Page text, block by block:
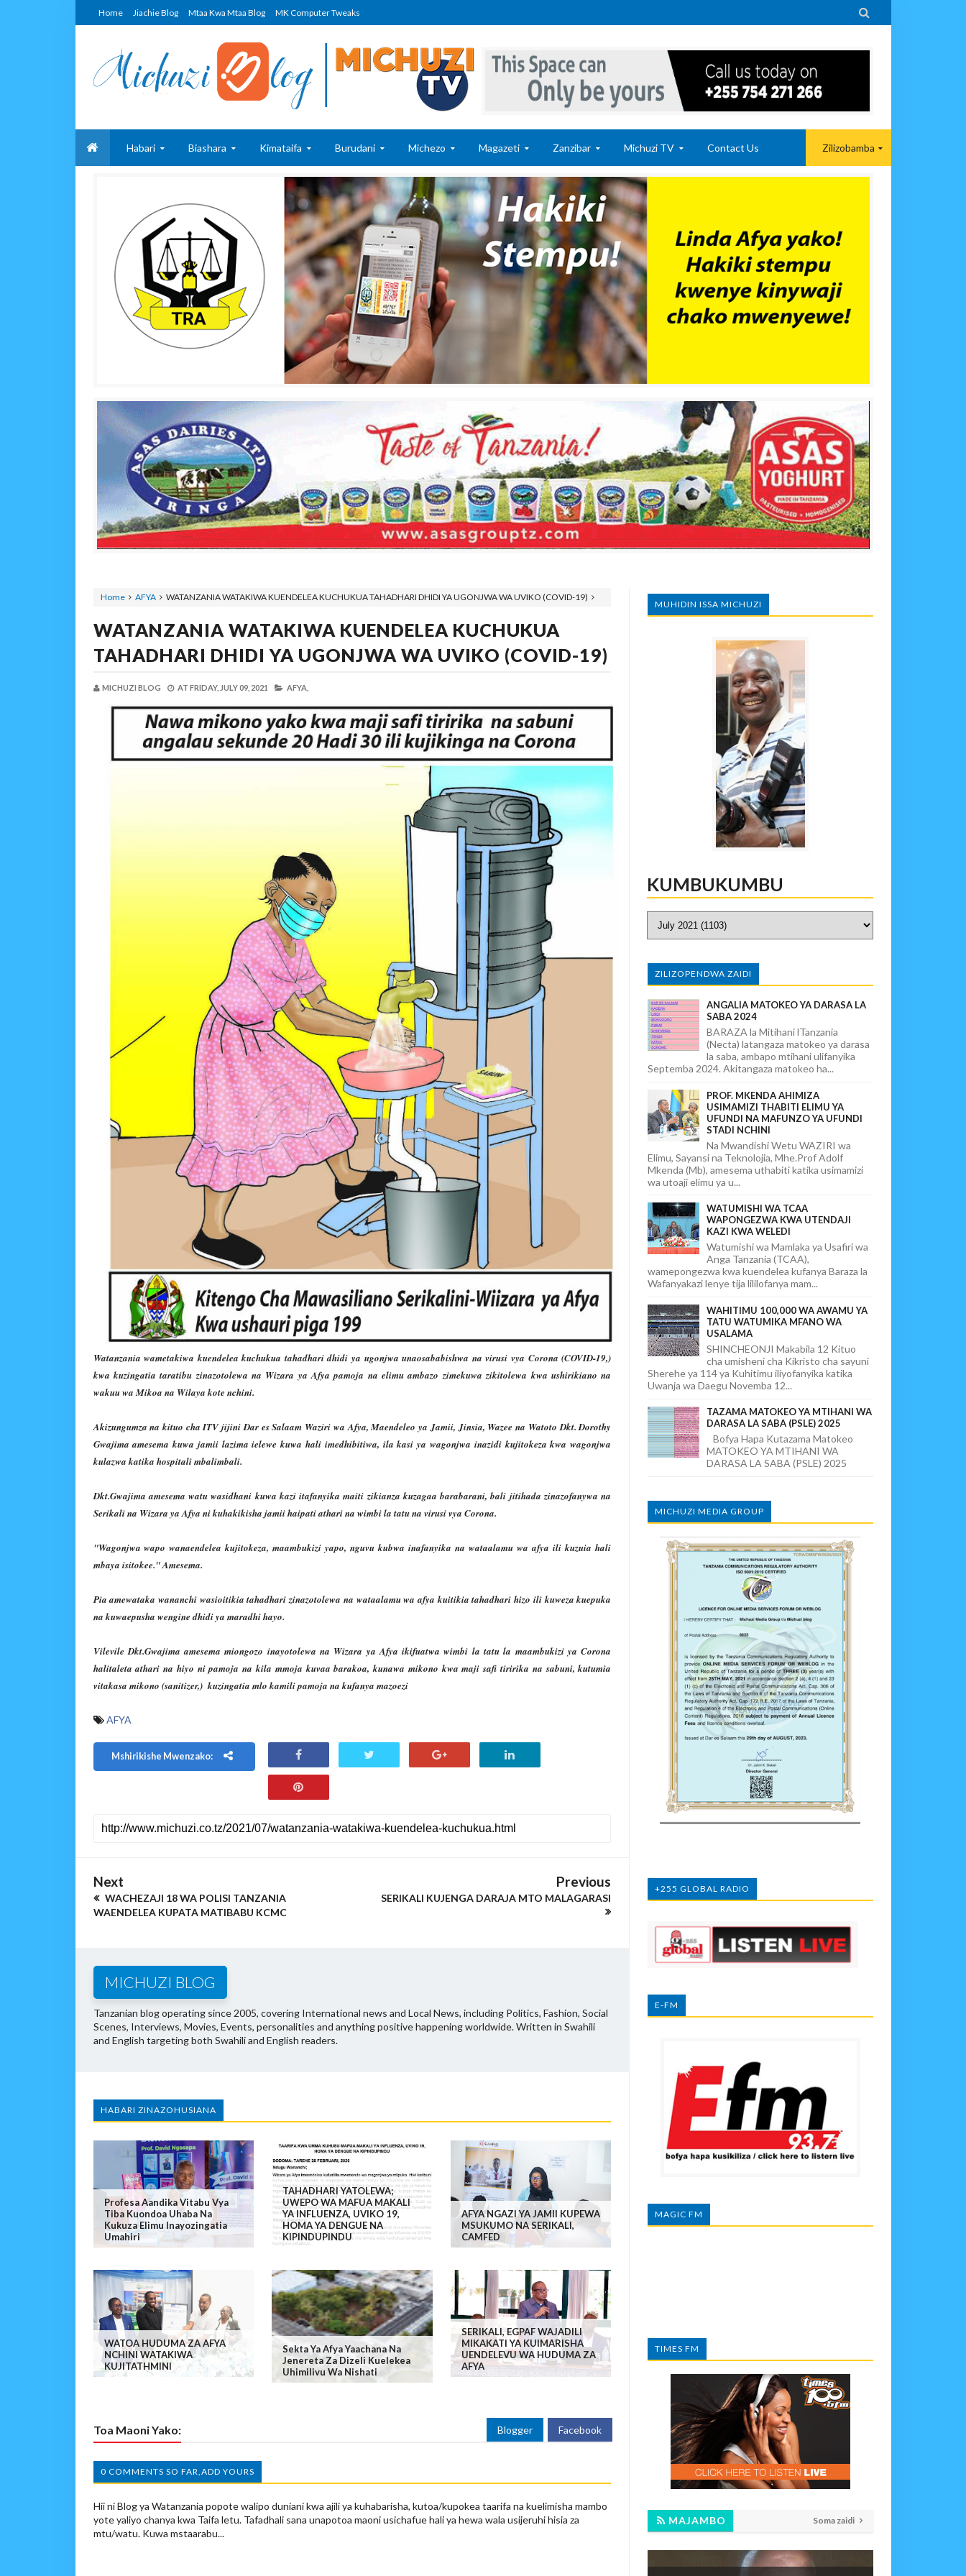
Home Jiachie Blog Mtaa Kwa Mtaa Blog MK Computer Tweaks 
Habari Biashara Kimataifa Burudani Michezo Magazeti Zanzibar Michuzi TV Contact Us Zilizobamba
Home AFYA WATANZANIA WATAKIWA KUENDELEA KUCHUKUA TAHADHARI DHIDI YA UGONJWA WA UVIKO (COVID-19)
WATANZANIA WATAKIWA KUENDELEA KUCHUKUA
TAHADHARI DHIDI YA UGONJWA WA UVIKO (COVID-19)
MICHUZI BLOG AT FRIDAY, JULY 09, 2021 AFYA,
Watanzania wametakiwa kuendelea kuchukua tahadhari dhidi ya ugonjwa unaosababishwa na virusi vya Corona (COVID-19,)
kwa kuzingatia taratibu zinazotolewa na Wizara ya Afya pamoja na elimu ambazo zimekuwa zikitolewa kwa ushirikiano na
wakuu wa Mikoa na Wilaya kote nchini.
Akizungumza na kituo cha ITV jijini Dar es Salaam Waziri wa Afya, Maendeleo ya Jamii, Jinsia, Wazee na Watoto Dkt. Dorothy
Gwajima amesema kuwa jamii lazima ielewe kuwa hali imedhibitiwa, ila kasi ya wagonjwa inazidi kujitokeza kwa wagonjwa
kulazwa katika hospitali mbalimbali.
Dkt.Gwajima amesema watu wasidhani kuwa kazi itafanyika maiti zikianza kuzagaa barabarani, bali jitihada zinazofanywa na
Serikali na Wizara ya Afya ni kuhakikisha jamii haipati athari na wimbi la tatu na virusi vya Corona.
"Wagonjwa wapo wanaendelea kujitokeza, maambukizi yapo, nguvu kubwa inafanyika na wataalamu wa afya ili kuzuia hali
mbaya isitokee." Amesema.
Pia amewataka wananchi wasioitikia tahadhari zinazotolewa na wataalamu wa afya kuitikia tahadhari hizo ili kuweza kuepuka
na kuwaepusha wengine dhidi ya maradhi hayo.
Vilevile Dkt.Gwajima amesema miongozo inayotolewa na Wizara ya Afya ikifuatwa wimbi la tatu la maambukizi ya Corona
halitaleta athari na hiyo ni pamoja na kila mmoja kuvaa barakoa, kunawa mikono kwa maji safi tiririka na sabuni, kutumia
vitakasa mikono (sanitizer,) kuzingatia mlo kamili pamoja na kufanya mazoezi
AFYA
Mshirikishe Mwenzako:
Next
WACHEZAJI 18 WA POLISI TANZANIA
WAENDELEA KUPATA MATIBABU KCMC
Previous
SERIKALI KUJENGA DARAJA MTO MALAGARASI
MICHUZI BLOG
Tanzanian blog operating since 2005, covering International news and Local News, including Politics, Fashion, Social
Scenes, Interviews, Movies, Events, personalities and anything positive happening worldwide. Written in Swahili
and English targeting both Swahili and English readers.
HABARI ZINAZOHUSIANA
Profesa Aandika Vitabu Vya
Tiba Kuondoa Uhaba Na
Kukuza Elimu Inayozingatia
Umahiri
TAHADHARI YATOLEWA;
UWEPO WA MAFUA MAKALI
YA INFLUENZA, UVIKO 19,
HOMA YA DENGUE NA
KIPINDUPINDU
AFYA NGAZI YA JAMII KUPEWA
MSUKUMO NA SERIKALI,
CAMFED
WATOA HUDUMA ZA AFYA
NCHINI WATAKIWA
KUJITATHMINI
Sekta Ya Afya Yaachana Na
Jenereta Za Dizeli Kuelekea
Uhimilivu Wa Nishati
SERIKALI, EGPAF WAJADILI
MIKAKATI YA KUIMARISHA
UENDELEVU WA HUDUMA ZA
AFYA
Toa Maoni Yako: Blogger Facebook
0 COMMENTS SO FAR,ADD YOURS
Hii ni Blog ya Watanzania popote walipo duniani kwa ajili ya kuhabarisha, kutoa/kupokea taarifa na kuelimisha mambo
yote yaliyo chanya kwa Taifa letu. Tafadhali sana unapotoa maoni usichafue hali ya hewa wala usijeruhi hisia za
mtu/watu. Kuwa mstaarabu...
MUHIDIN ISSA MICHUZI
KUMBUKUMBU
ZILIZOPENDWA ZAIDI
ANGALIA MATOKEO YA DARASA LA
SABA 2024
BARAZA la Mitihani lTanzania
(Necta) latangaza matokeo ya darasa
la saba, ambapo mtihani ulifanyika
Septemba 2024. Akitangaza matokeo ha...
PROF. MKENDA AHIMIZA
USIMAMIZI THABITI ELIMU YA
UFUNDI NA MAFUNZO YA UFUNDI
STADI NCHINI
Na Mwandishi Wetu WAZIRI wa
Elimu, Sayansi na Teknolojia, Mhe.Prof Adolf
Mkenda (Mb), amesema uthabiti katika usimamizi
wa utoaji elimu ya u...
WATUMISHI WA TCAA
WAPONGEZWA KWA UTENDAJI
KAZI KWA WELEDI
Watumishi wa Mamlaka ya Usafiri wa
Anga Tanzania (TCAA),
wamepongezwa kwa kuendelea kufanya Baraza la
Wafanyakazi lenye tija lililofanya mam...
WAHITIMU 100,000 WA AWAMU YA
TATU WATUMIKA MFANO WA
USALAMA
SHINCHEONJI Makabila 12 Kituo
cha umisheni cha Kikristo cha sayuni
Sherehe ya 114 ya Kuhitimu iliyofanyika katika
Uwanja wa Daegu Novemba 12...
TAZAMA MATOKEO YA MTIHANI WA
DARASA LA SABA (PSLE) 2025
Bofya Hapa Kutazama Matokeo
MATOKEO YA MTIHANI WA
DARASA LA SABA (PSLE) 2025
MICHUZI MEDIA GROUP
+255 GLOBAL RADIO
E-FM
MAGIC FM
TIMES FM
MAJAMBO Soma zaidi